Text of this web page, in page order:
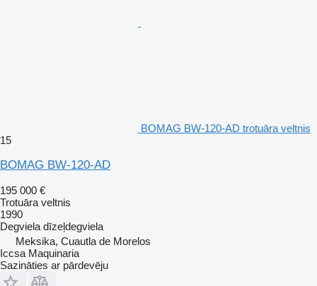
BOMAG BW-120-AD trotuāra veltnis
15
BOMAG BW-120-AD
195 000 €
Trotuāra veltnis
1990
Degviela dīzeļdegviela
Meksika, Cuautla de Morelos
Iccsa Maquinaria
Sazināties ar pārdevēju